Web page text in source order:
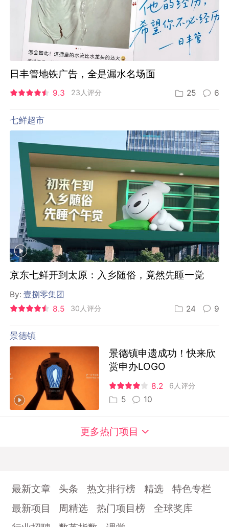
日丰管地铁广告，全是漏水名场面
9.3 23人评分 25 6
七鲜超市
京东七鲜开到太原：入乡随俗，竟然先睡一觉
By:壹捌零集团
8.5
30人评分 24 9
景德镇
景德镇申遗成功！快来欣
赏申办LOGO
8.2 6人评分
5 10
更多热门项目
最新文章 头条 热文排行榜 精选
特色专栏
最新项目
周精选 热门项目榜
全球奖库